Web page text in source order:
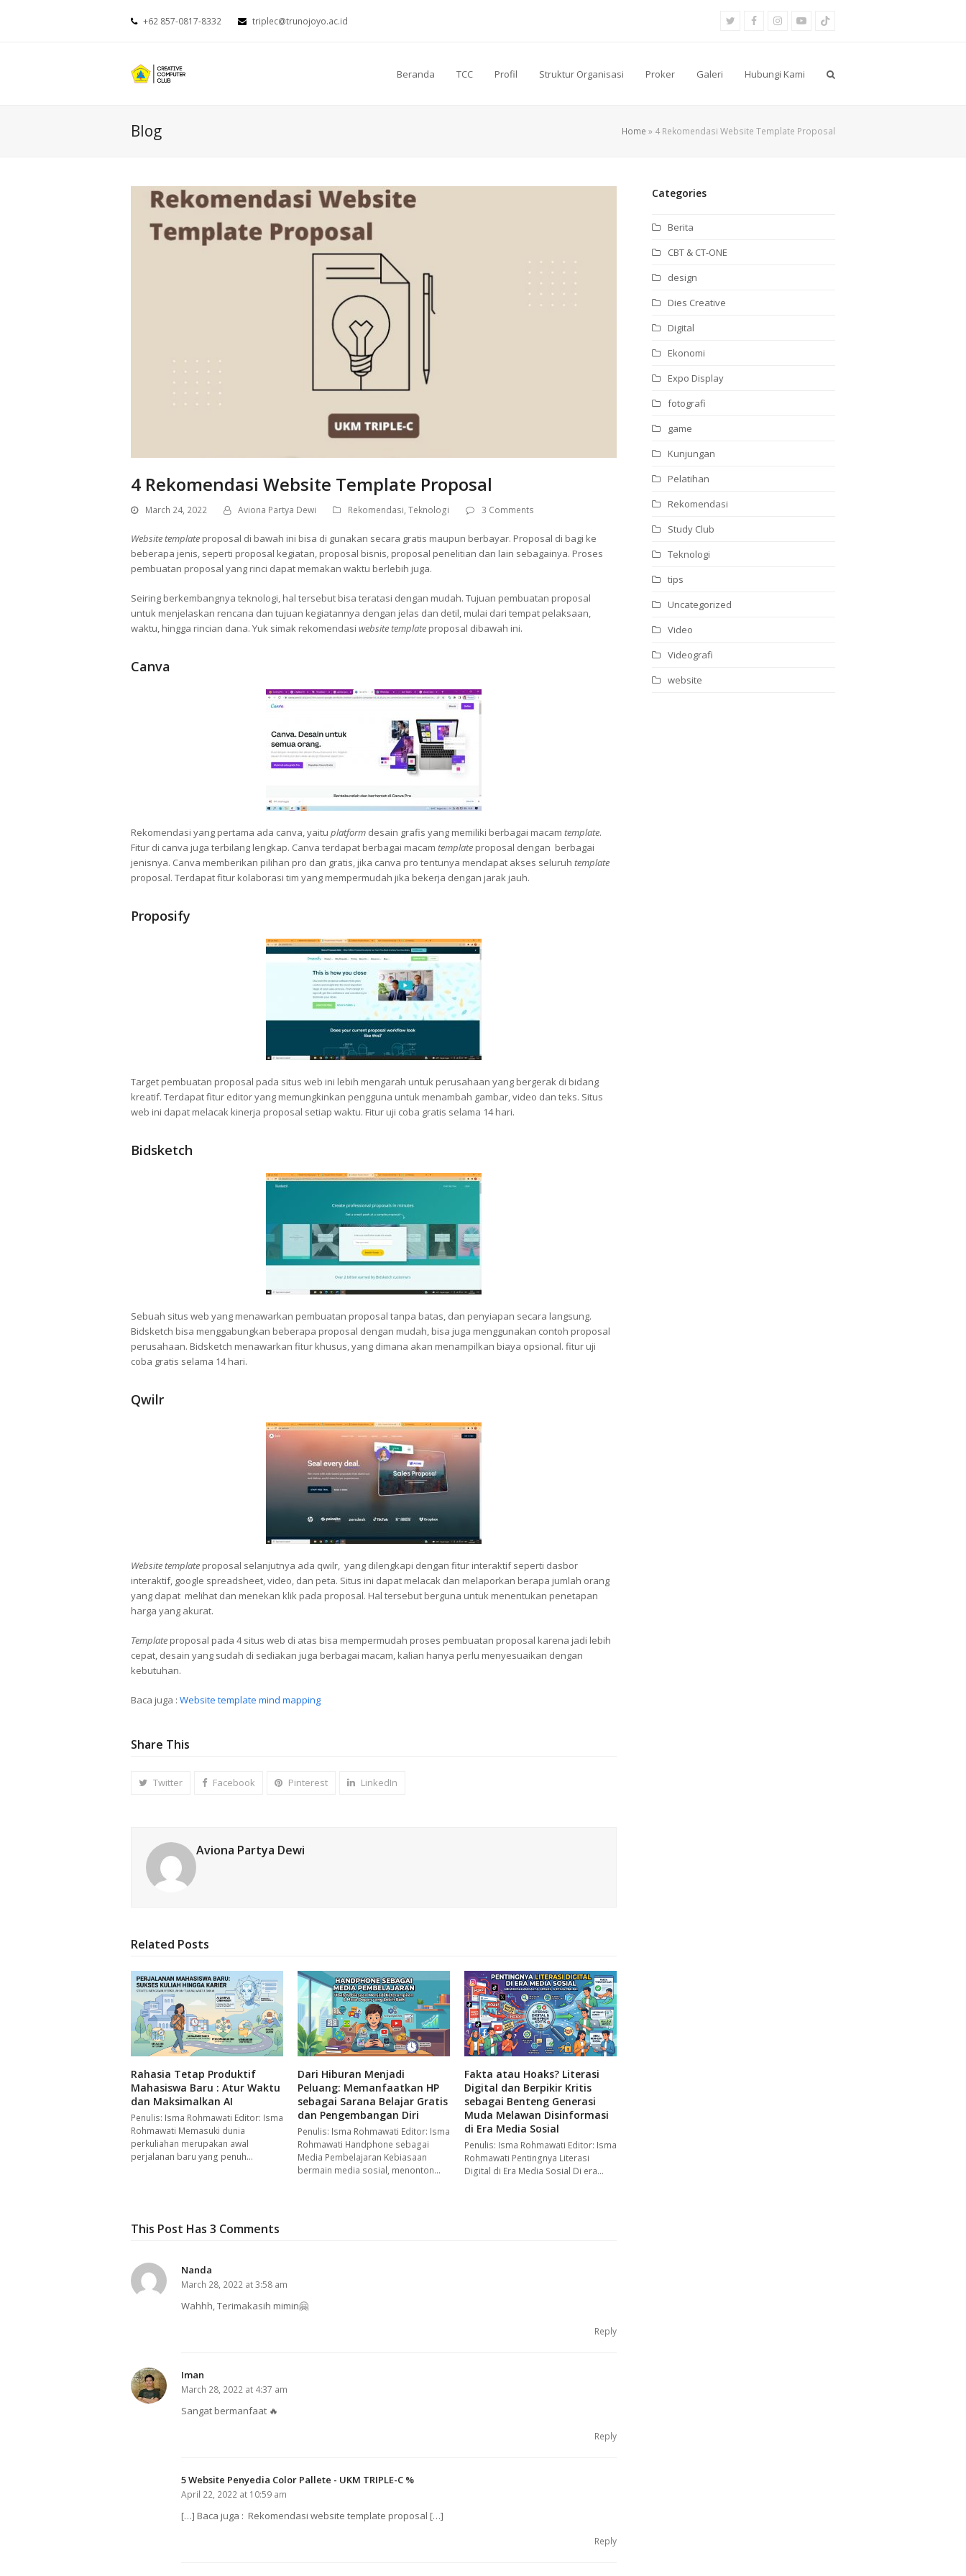
+62 857-0817-8332 triplec@trunojoyo.ac.id TwitterFacebookInstagram
YoutubeTiktok
Beranda TCC Profil Struktur Organisasi Proker Galeri Hubungi Kami
Blog Home » 4 Rekomendasi Website Template Proposal
4 Rekomendasi Website Template Proposal
March 24, 2022 Aviona Partya Dewi Rekomendasi, Teknologi 3 Comments
Websitetemplate proposal di bawah ini bisa di gunakan secara gratis maupun berbayar. Proposal di bagi ke
beberapa jenis, seperti proposal kegiatan, proposal bisnis, proposal penelitian dan lain sebagainya. Proses
pembuatan proposal yang rinci dapat memakan waktu berlebih juga.
Seiring berkembangnya teknologi, hal tersebut bisa teratasi dengan mudah. Tujuan pembuatan proposal
untuk menjelaskan rencana dan tujuan kegiatannya dengan jelas dan detil, mulai dari tempat pelaksaan,
waktu, hingga rincian dana. Yuk simak rekomendasi website template proposal dibawah ini.
Canva
Rekomendasi yang pertama ada canva, yaitu platform desain grafis yang memiliki berbagai macam template.
Fitur di canva juga terbilang lengkap. Canva terdapat berbagai macam template proposal dengan berbagai
jenisnya. Canva memberikan pilihan pro dan gratis, jika canva pro tentunya mendapat akses seluruh template
proposal. Terdapat fitur kolaborasi tim yang mempermudah jika bekerja dengan jarak jauh.
Proposify
Target pembuatan proposal pada situs web ini lebih mengarah untuk perusahaan yang bergerak di bidang
kreatif. Terdapat fitur editor yang memungkinkan pengguna untuk menambah gambar, video dan teks. Situs
web ini dapat melacak kinerja proposal setiap waktu. Fitur uji coba gratis selama 14 hari.
Bidsketch
Sebuah situs web yang menawarkan pembuatan proposal tanpa batas, dan penyiapan secara langsung.
Bidsketch bisa menggabungkan beberapa proposal dengan mudah, bisa juga menggunakan contoh proposal
perusahaan. Bidsketch menawarkan fitur khusus, yang dimana akan menampilkan biaya opsional. fitur uji
coba gratis selama 14 hari.
Qwilr
Websitetemplate proposal selanjutnya ada qwilr, yang dilengkapi dengan fitur interaktif seperti dasbor
interaktif, google spreadsheet, video, dan peta. Situs ini dapat melacak dan melaporkan berapa jumlah orang
yang dapat melihat dan menekan klik pada proposal. Hal tersebut berguna untuk menentukan penetapan
harga yang akurat.
Template proposal pada 4 situs web di atas bisa mempermudah proses pembuatan proposal karena jadi lebih
cepat, desain yang sudah di sediakan juga berbagai macam, kalian hanya perlu menyesuaikan dengan
kebutuhan.
Baca juga : Website template mind mapping
Share This
Twitter Facebook Pinterest LinkedIn
Aviona Partya Dewi
Related Posts
Rahasia Tetap Produktif
Mahasiswa Baru : Atur Waktu
dan Maksimalkan AI
Penulis: Isma Rohmawati Editor: Isma
Rohmawati Memasuki dunia
perkuliahan merupakan awal
perjalanan baru yang penuh…
Dari Hiburan Menjadi
Peluang: Memanfaatkan HP
sebagai Sarana Belajar Gratis
dan Pengembangan Diri
Penulis: Isma Rohmawati Editor: Isma
Rohmawati Handphone sebagai
Media Pembelajaran Kebiasaan
bermain media sosial, menonton…
Fakta atau Hoaks? Literasi
Digital dan Berpikir Kritis
sebagai Benteng Generasi
Muda Melawan Disinformasi
di Era Media Sosial
Penulis: Isma Rohmawati Editor: Isma
Rohmawati Pentingnya Literasi
Digital di Era Media Sosial Di era…
This Post Has 3 Comments
Nanda
March 28, 2022 at 3:58 am
Wahhh, Terimakasih mimin🤗
Reply
Iman
March 28, 2022 at 4:37 am
Sangat bermanfaat 🔥
Reply
5 Website Penyedia Color Pallete - UKM TRIPLE-C %
April 22, 2022 at 10:59 am
[…] Baca juga : Rekomendasi website template proposal […]
Reply
Categories
Berita
CBT & CT-ONE
design
Dies Creative
Digital
Ekonomi
Expo Display
fotografi
game
Kunjungan
Pelatihan
Rekomendasi
Study Club
Teknologi
tips
Uncategorized
Video
Videografi
website